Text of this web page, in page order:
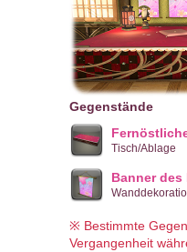
Gegenstände
Tisch/Ablage
Banner
※ Bestimmte
Vergangenheit